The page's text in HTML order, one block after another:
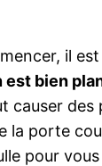
il
est bien
causer des
la porte
pour